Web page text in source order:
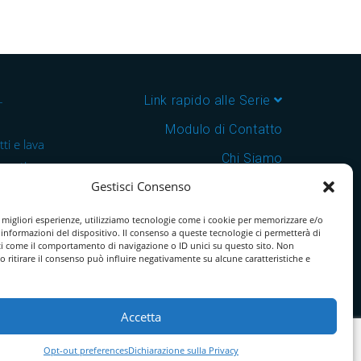
Gestisci Consenso
esperienze, utilizziamo tecnologie come i cookie per memorizzare e/o
informazioni del dispositivo. Il consenso a queste tecnologie ci permetterà di
come il comportamento di navigazione o ID unici su questo sito. Non
ritirare il consenso può influire negativamente su alcune caratteristiche e
Accetta
Opt-out preferencesDichiarazione sulla Privacy
e lava
e
in
Link rapido alle Serie
Modulo di Contatto
Chi Siamo
Download Catalogo PDF
Cookie Policy